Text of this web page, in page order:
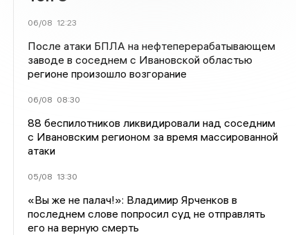
06/08 12:23
После атаки БПЛА на нефтеперерабатывающем
заводе в соседнем с Ивановской областью
регионе произошло возгорание
06/08 08:30
88 беспилотников ликвидировали над соседним
с Ивановским регионом за время массированной
атаки
05/08 13:30
«Вы же не палач!»: Владимир Ярченков в
последнем слове попросил суд не отправлять
его на верную смерть